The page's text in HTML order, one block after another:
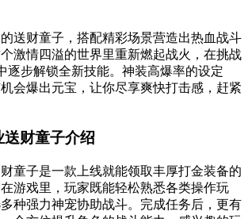
送财童子，搭配精彩场景营造出热血战斗
激情四溢的世界里重新燃起战火，在挑战
逐步解锁全新技能。神装高爆率的设定
会爆出元宝，让你尽享爽快打击感，赶紧
财童子介绍
童子是一款上线就能领取丰厚打金装备的
游戏里，玩家既能轻松熟悉各类操作玩
种强力神宠协助战斗。完成任务后，更有